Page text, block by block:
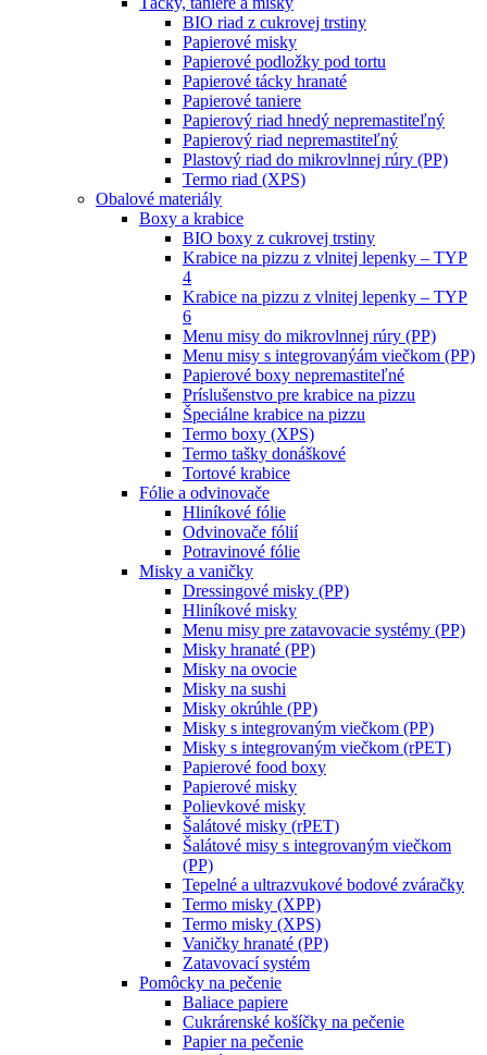
BIO riad z cukrovej trstiny
Papierové misky
Papierové podložky pod tortu
Papierové tácky hranaté
Papierové taniere
Papierový riad hnedý nepremastiteľný
Papierový riad nepremastiteľný
Plastový riad do mikrovlnnej rúry (PP)
Termo riad (XPS)
Obalové materiály
Boxy a krabice
BIO boxy z cukrovej trstiny
Krabice na pizzu z vlnitej lepenky – TYP
4
Krabice na pizzu z vlnitej lepenky – TYP
6
Menu misy do mikrovlnnej rúry (PP)
Menu misy s integrovanýám viečkom (PP)
Papierové boxy nepremastiteľné
Príslušenstvo pre krabice na pizzu
Špeciálne krabice na pizzu
Termo boxy (XPS)
Termo tašky donáškové
Tortové krabice
Fólie a odvinovače
Hliníkové fólie
Odvinovače fólií
Potravinové fólie
Misky a vaničky
Dressingové misky (PP)
Hliníkové misky
Menu misy pre zatavovacie systémy (PP)
Misky hranaté (PP)
Misky na ovocie
Misky na sushi
Misky okrúhle (PP)
Misky s integrovaným viečkom (PP)
Misky s integrovaným viečkom (rPET)
Papierové food boxy
Papierové misky
Polievkové misky
Šalátové misky (rPET)
Šalátové misy s integrovaným viečkom
(PP)
Tepelné a ultrazvukové bodové zváračky
Termo misky (XPP)
Termo misky (XPS)
Vaničky hranaté (PP)
Zatavovací systém
Pomôcky na pečenie
Baliace papiere
Cukrárenské košíčky na pečenie
Papier na pečenie